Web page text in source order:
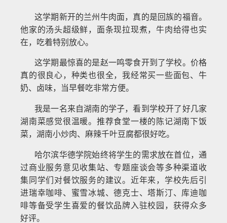
这学期新开的兰州牛肉面，真的是回族的福音。
他家的汤头超级鲜，面条现拉现煮，牛肉给得也实
在，吃着特别放心。
这学期最惊喜的是赵一鸣零食开到了学校。价格
真的很良心，种类也很全，我经常买一些面包、牛
奶、卤味，当早餐吃非常方便。
我是一名来自湖南的学子，看到学校开了好几家
湖南菜感觉很温暖。推荐食堂一楼的陈记湖南下饭
菜，湖南小炒肉、麻辣千叶豆腐都很好吃。
哈尔滨华德学院始终将学生的需求放在首位，通
过商业服务意见收集站、专题座谈会等多种渠道收
集同学们对餐饮服务的建议。近年来，学校先后引
进瑞幸咖啡、蜜雪冰城、德克士、塔斯汀、库迪咖
啡等备受学生喜爱的餐饮品牌入驻校园，获得众多
好评。